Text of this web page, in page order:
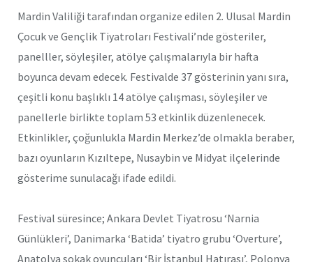
Mardin Valiliği tarafından organize edilen 2. Ulusal Mardin
Çocuk ve Gençlik Tiyatroları Festivali’nde gösteriler,
panelller, söyleşiler, atölye çalışmalarıyla bir hafta
boyunca devam edecek. Festivalde 37 gösterinin yanı sıra,
çeşitli konu başlıklı 14 atölye çalışması, söyleşiler ve
panellerle birlikte toplam 53 etkinlik düzenlenecek.
Etkinlikler, çoğunlukla Mardin Merkez’de olmakla beraber,
bazı oyunların Kızıltepe, Nusaybin ve Midyat ilçelerinde
gösterime sunulacağı ifade edildi.
Festival süresince; Ankara Devlet Tiyatrosu ‘Narnia
Günlükleri’, Danimarka ‘Batida’ tiyatro grubu ‘Overture’,
Anatolya sokak oyuncuları ‘Bir İstanbul Hatırası’, Polonya